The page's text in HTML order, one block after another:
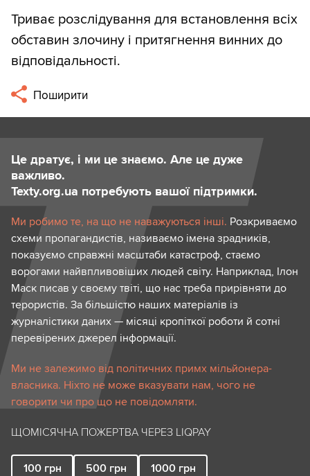
Триває розслідування для встановлення всіх
обставин злочину і притягнення винних до
відповідальності.
Поширити
Це дратує, і ми це знаємо. Але це дуже
важливо.
Texty.org.ua потребують вашої підтримки.
Ми робимо те, на що не наважуються інші. Розкриваємо
схеми пропагандистів, називаємо імена зрадників,
показуємо справжні масштаби катастроф, стаємо
ворогами найвпливовіших людей світу. Наприклад, Ілон
Маск писав у своєму твіті, що нас треба прирівняти до
терористів. За більшістю наших матеріалів із
журналістики даних — місяці кропіткої роботи й сотні
перевірених джерел інформації.
Ми не залежимо від політичних примх мільйонера-
власника. Ніхто не може вказувати нам, чого не
говорити чи про що не повідомляти.
ЩОМІСЯЧНА ПОЖЕРТВА ЧЕРЕЗ LIQPAY
100 грн 500 грн 1000 грн